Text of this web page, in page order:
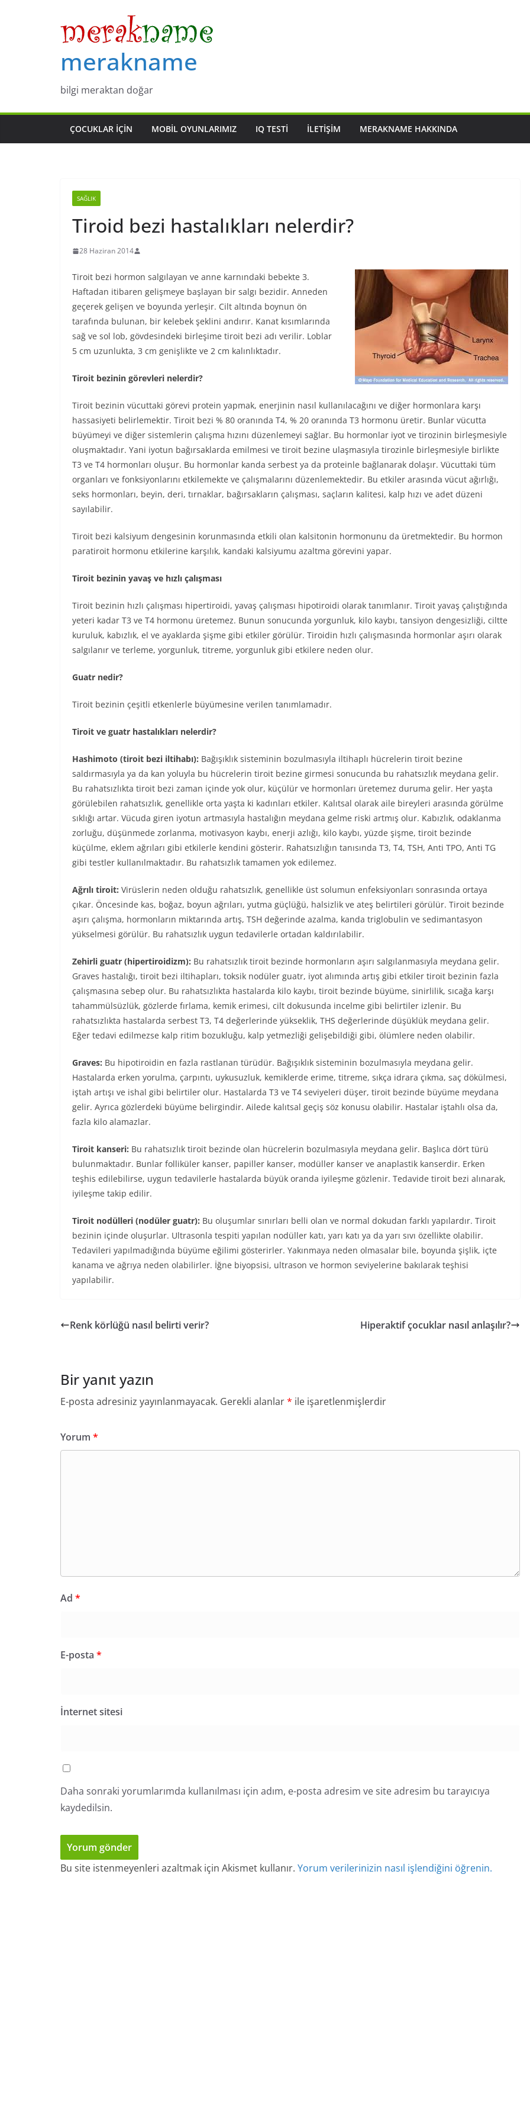
merakname
bilgi meraktan doğar
ÇOCUKLAR IÇIN MOBIL OYUNLARIMIZ IQ TESTI İLETIŞIM MERAKNAME HAKKINDA
SAĞLIK
Tiroid bezi hastalıkları nelerdir?
28 Haziran 2014
Tiroit bezi hormon salgılayan ve anne karnındaki bebekte 3.
Haftadan itibaren gelişmeye başlayan bir salgı bezidir. Anneden
geçerek gelişen ve boyunda yerleşir. Cilt altında boynun ön
tarafında bulunan, bir kelebek şeklini andırır. Kanat kısımlarında
sağ ve sol lob, gövdesindeki birleşime tiroit bezi adı verilir. Loblar
5 cm uzunlukta, 3 cm genişlikte ve 2 cm kalınlıktadır.
Tiroit bezinin görevleri nelerdir?
Tiroit bezinin vücuttaki görevi protein yapmak, enerjinin nasıl kullanılacağını ve diğer hormonlara karşı
hassasiyeti belirlemektir. Tiroit bezi % 80 oranında T4, % 20 oranında T3 hormonu üretir. Bunlar vücutta
büyümeyi ve diğer sistemlerin çalışma hızını düzenlemeyi sağlar. Bu hormonlar iyot ve tirozinin birleşmesiyle
oluşmaktadır. Yani iyotun bağırsaklarda emilmesi ve tiroit bezine ulaşmasıyla tirozinle birleşmesiyle birlikte
T3 ve T4 hormonları oluşur. Bu hormonlar kanda serbest ya da proteinle bağlanarak dolaşır. Vücuttaki tüm
organları ve fonksiyonlarını etkilemekte ve çalışmalarını düzenlemektedir. Bu etkiler arasında vücut ağırlığı,
seks hormonları, beyin, deri, tırnaklar, bağırsakların çalışması, saçların kalitesi, kalp hızı ve adet düzeni
sayılabilir.
Tiroit bezi kalsiyum dengesinin korunmasında etkili olan kalsitonin hormonunu da üretmektedir. Bu hormon
paratiroit hormonu etkilerine karşılık, kandaki kalsiyumu azaltma görevini yapar.
Tiroit bezinin yavaş ve hızlı çalışması
Tiroit bezinin hızlı çalışması hipertiroidi, yavaş çalışması hipotiroidi olarak tanımlanır. Tiroit yavaş çalıştığında
yeteri kadar T3 ve T4 hormonu üretemez. Bunun sonucunda yorgunluk, kilo kaybı, tansiyon dengesizliği, ciltte
kuruluk, kabızlık, el ve ayaklarda şişme gibi etkiler görülür. Tiroidin hızlı çalışmasında hormonlar aşırı olarak
salgılanır ve terleme, yorgunluk, titreme, yorgunluk gibi etkilere neden olur.
Guatr nedir?
Tiroit bezinin çeşitli etkenlerle büyümesine verilen tanımlamadır.
Tiroit ve guatr hastalıkları nelerdir?
Hashimoto (tiroit bezi iltihabı): Bağışıklık sisteminin bozulmasıyla iltihaplı hücrelerin tiroit bezine
saldırmasıyla ya da kan yoluyla bu hücrelerin tiroit bezine girmesi sonucunda bu rahatsızlık meydana gelir.
Bu rahatsızlıkta tiroit bezi zaman içinde yok olur, küçülür ve hormonları üretemez duruma gelir. Her yaşta
görülebilen rahatsızlık, genellikle orta yaşta ki kadınları etkiler. Kalıtsal olarak aile bireyleri arasında görülme
sıklığı artar. Vücuda giren iyotun artmasıyla hastalığın meydana gelme riski artmış olur. Kabızlık, odaklanma
zorluğu, düşünmede zorlanma, motivasyon kaybı, enerji azlığı, kilo kaybı, yüzde şişme, tiroit bezinde
küçülme, eklem ağrıları gibi etkilerle kendini gösterir. Rahatsızlığın tanısında T3, T4, TSH, Anti TPO, Anti TG
gibi testler kullanılmaktadır. Bu rahatsızlık tamamen yok edilemez.
Ağrılı tiroit: Virüslerin neden olduğu rahatsızlık, genellikle üst solumun enfeksiyonları sonrasında ortaya
çıkar. Öncesinde kas, boğaz, boyun ağrıları, yutma güçlüğü, halsizlik ve ateş belirtileri görülür. Tiroit bezinde
aşırı çalışma, hormonların miktarında artış, TSH değerinde azalma, kanda triglobulin ve sedimantasyon
yükselmesi görülür. Bu rahatsızlık uygun tedavilerle ortadan kaldırılabilir.
Zehirli guatr (hipertiroidizm): Bu rahatsızlık tiroit bezinde hormonların aşırı salgılanmasıyla meydana gelir.
Graves hastalığı, tiroit bezi iltihapları, toksik nodüler guatr, iyot alımında artış gibi etkiler tiroit bezinin fazla
çalışmasına sebep olur. Bu rahatsızlıkta hastalarda kilo kaybı, tiroit bezinde büyüme, sinirlilik, sıcağa karşı
tahammülsüzlük, gözlerde fırlama, kemik erimesi, cilt dokusunda incelme gibi belirtiler izlenir. Bu
rahatsızlıkta hastalarda serbest T3, T4 değerlerinde yükseklik, THS değerlerinde düşüklük meydana gelir.
Eğer tedavi edilmezse kalp ritim bozukluğu, kalp yetmezliği gelişebildiği gibi, ölümlere neden olabilir.
Graves: Bu hipotiroidin en fazla rastlanan türüdür. Bağışıklık sisteminin bozulmasıyla meydana gelir.
Hastalarda erken yorulma, çarpıntı, uykusuzluk, kemiklerde erime, titreme, sıkça idrara çıkma, saç dökülmesi,
iştah artışı ve ishal gibi belirtiler olur. Hastalarda T3 ve T4 seviyeleri düşer, tiroit bezinde büyüme meydana
gelir. Ayrıca gözlerdeki büyüme belirgindir. Ailede kalıtsal geçiş söz konusu olabilir. Hastalar iştahlı olsa da,
fazla kilo alamazlar.
Tiroit kanseri: Bu rahatsızlık tiroit bezinde olan hücrelerin bozulmasıyla meydana gelir. Başlıca dört türü
bulunmaktadır. Bunlar folliküler kanser, papiller kanser, modüller kanser ve anaplastik kanserdir. Erken
teşhis edilebilirse, uygun tedavilerle hastalarda büyük oranda iyileşme gözlenir. Tedavide tiroit bezi alınarak,
iyileşme takip edilir.
Tiroit nodülleri (nodüler guatr): Bu oluşumlar sınırları belli olan ve normal dokudan farklı yapılardır. Tiroit
bezinin içinde oluşurlar. Ultrasonla tespiti yapılan nodüller katı, yarı katı ya da yarı sıvı özellikte olabilir.
Tedavileri yapılmadığında büyüme eğilimi gösterirler. Yakınmaya neden olmasalar bile, boyunda şişlik, içte
kanama ve ağrıya neden olabilirler. İğne biyopsisi, ultrason ve hormon seviyelerine bakılarak teşhisi
yapılabilir.
Renk körlüğü nasıl belirti verir? Hiperaktif çocuklar nasıl anlaşılır?
Bir yanıt yazın
E-posta adresiniz yayınlanmayacak. Gerekli alanlar* ile işaretlenmişlerdir
Yorum *
Ad *
E-posta *
İnternet sitesi
Daha sonraki yorumlarımda kullanılması için adım, e-posta adresim ve site adresim bu tarayıcıya
kaydedilsin.
Bu site istenmeyenleri azaltmak için Akismet kullanır. Yorum verilerinizin nasıl işlendiğini öğrenin.